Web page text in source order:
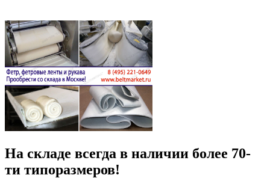
На складе всегда в наличии более 70-
ти типоразмеров!